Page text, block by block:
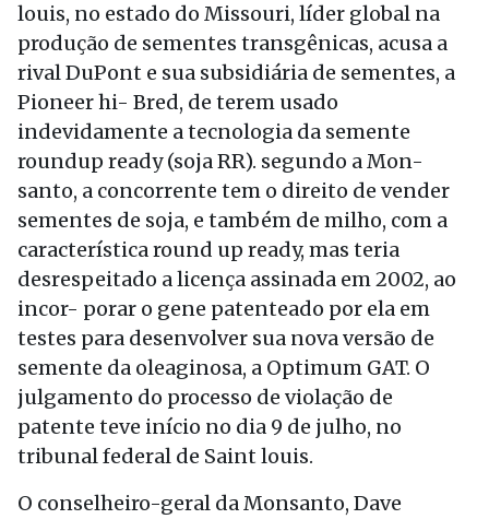
louis, no estado do Missouri, líder global na
produção de sementes transgênicas, acusa a
rival DuPont e sua subsidiária de sementes, a
Pioneer hi- Bred, de terem usado
indevidamente a tecnologia da semente
roundup ready (soja RR). segundo a Mon-
santo, a concorrente tem o direito de vender
sementes de soja, e também de milho, com a
característica round up ready, mas teria
desrespeitado a licença assinada em 2002, ao
incor- porar o gene patenteado por ela em
testes para desenvolver sua nova versão de
semente da oleaginosa, a Optimum GAT. O
julgamento do processo de violação de
patente teve início no dia 9 de julho, no
tribunal federal de Saint louis.
O conselheiro-geral da Monsanto, Dave